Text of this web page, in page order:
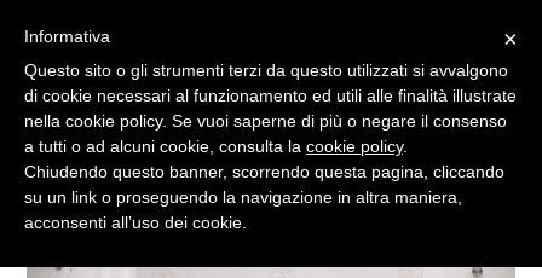
info@francescoridolfi.com
Video art About
×
Informativa
Questo sito o gli strumenti terzi da questo utilizzati si avvalgono
di cookie necessari al funzionamento ed utili alle finalità illustrate
nella cookie policy. Se vuoi saperne di più o negare il consenso
a tutti o ad alcuni cookie, consulta la cookie policy.
Chiudendo questo banner, scorrendo questa pagina, cliccando
su un link o proseguendo la navigazione in altra maniera,
acconsenti all’uso dei cookie.